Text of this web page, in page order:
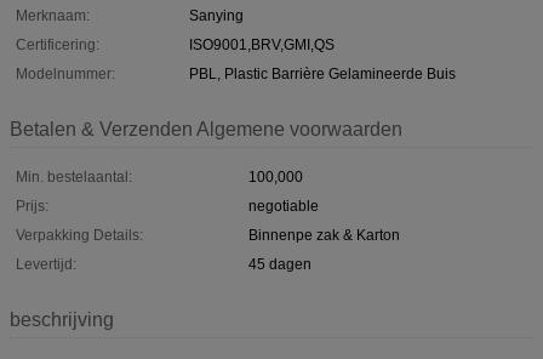
Merknaam:
Sanying
Certificering:
ISO9001,BRV,GMI,QS
Modelnummer:
PBL, Plastic Barrière Gelamineerde Buis
Betalen & Verzenden Algemene voorwaarden
Min. bestelaantal:
100,000
Prijs:
negotiable
Verpakking Details:
Binnenpe zak & Karton
Levertijd:
45 dagen
beschrijving